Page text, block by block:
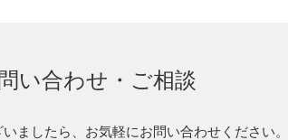
い合わせ・ご相談
ましたら、お気軽にお問い合わせください。